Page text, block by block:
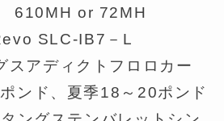
610MH or 72MH
SLC-IB7－L
スアディクトフロロカー
ンド、夏季18～20ポンド